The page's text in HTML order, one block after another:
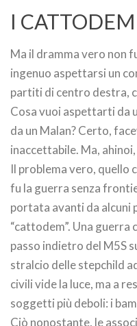
I CATTODEM
Ma il dramma vero non
ingenuo aspettarsi un
partiti di centro destra,
Cosa vuoi aspettarti da
da un Malan? Certo,
inaccettabile. Ma,
Il problema vero, quello
fu la guerra senza
portata avanti da alcuni
“cattodem”. Una guerra
passo indietro del M5S
stralcio delle stepchild
civili vide la luce, ma a
soggetti più deboli: i
Ciò nonostante, le